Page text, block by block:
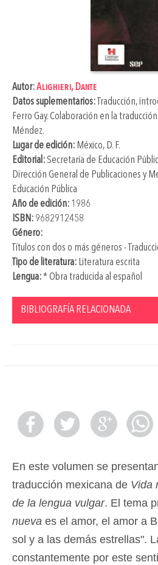
Autor:Alighieri, Dante
Datos suplementarios: Traducción,
Ferro Gay. Colaboración en la
Méndez.
Lugar de edición: México, D. F.
Editorial:Secretaría de Educación
Dirección General de Publicaciones y
Educación Pública
Año de edición: 1986
ISBN: 9682912458
Género:
Títulos con dos o más géneros -
Tipo de literatura: Literatura escrita
Lengua:* Obra traducida al español
BIBLIOGRAFÍA RELACIONADA
En este volumen se
traducción mexicana de Vida
de la lengua vulgar. El tema
nueva es el amor, el amor a
sol y a las demás estrellas".
constantemente por este